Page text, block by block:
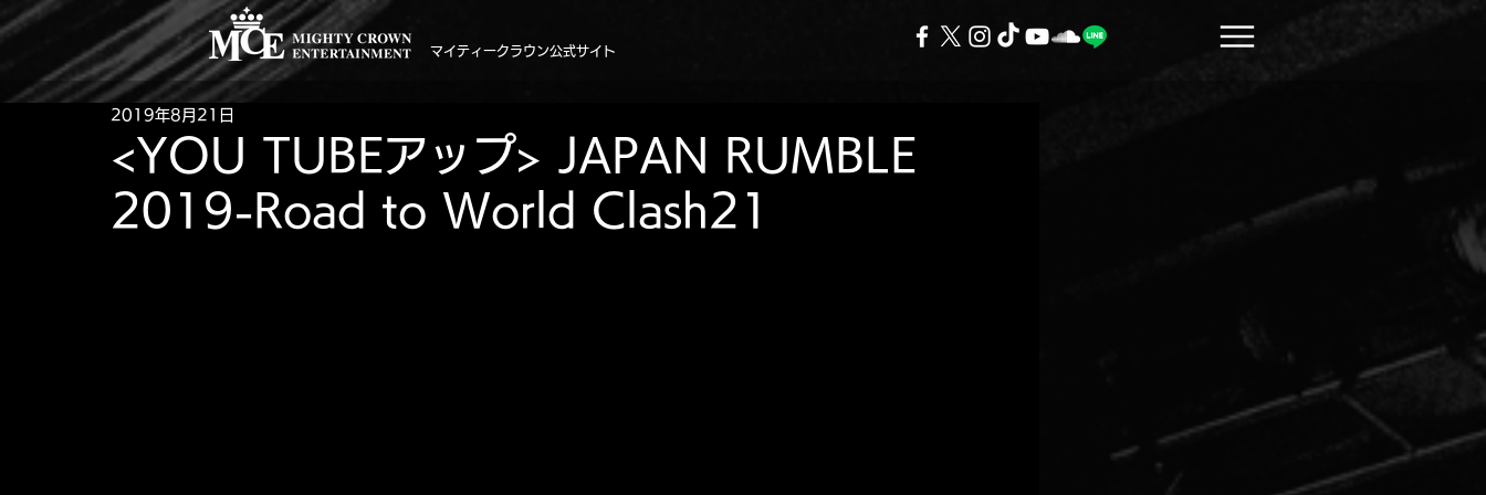
マイティークラウン公式サイト
<YOU TUBEアップ> JAPAN RUMBLE
2019-Road to World Clash21
2019年8月21日